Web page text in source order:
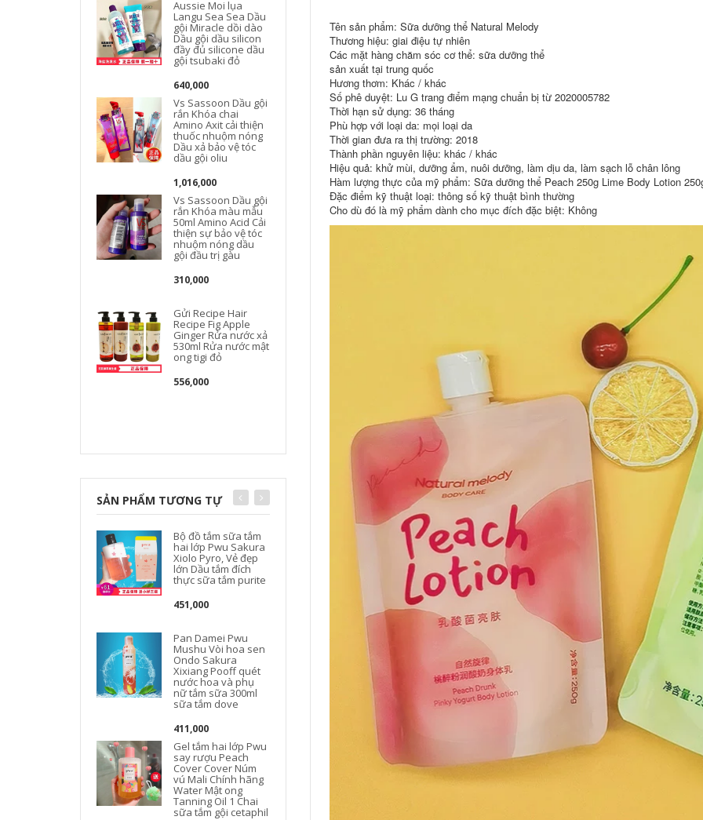
Aussie Moi lụa
Langu Sea Sea Dầu
gội Miracle dồi dào
Dầu gội dầu silicon
đầy đủ silicone dầu
gội tsubaki đỏ
640,000
Vs Sassoon Dầu gội
rắn Khóa chai
Amino Axit cải thiện
thuốc nhuộm nóng
Dầu xả bảo vệ tóc
dầu gội oliu
1,016,000
Vs Sassoon Dầu gội
rắn Khóa màu mẫu
50ml Amino Acid Cải
thiện sự bảo vệ tóc
nhuộm nóng dầu
gội đầu trị gàu
310,000
Gửi Recipe Hair
Recipe Fig Apple
Ginger Rửa nước xả
530ml Rửa nước mật
ong tigi đỏ
556,000
Decamination Bộ
sưu tập chất thải
dầu dầu gội đen tóc
511,000
Dầu gội Implanile,
Cam, Cam, Hoa,
Hoa, Nhật Bản, Vàng
dove dầu gội
435,000
Acid amin đầy đủ đã
loại bỏ loại bỏ dầu
kiểm soát nước để
làm sạch 450ml mịn
đến nước thải dầu
225ml dầu gội mọc
Để cải thiện Tóc
300ml dầu gội dành
cho tóc nhuộm
Thơ lụa Spes Sea
nước dầu xả rejoice
644,000
Kono Ginger Wash
Wash Thiếu Nước
VS Sassoon Chai
nhỏ màu xanh lá
cây 0 Silicone Oil
Catcher Naked Real
Uppest Abbecion
Suite sửa chữa dầu
dầu gội đầu trị gàu
SẢN PHẨM TƯƠNG TỰ
Bộ đồ tắm sữa tắm
hai lớp Pwu Sakura
Xiolo Pyro, Vẻ đẹp
lớn Dầu tắm đích
thực sữa tắm purite
451,000
Pan Damei Pwu
Mushu Vòi hoa sen
Ondo Sakura
Xixiang Pooff quét
nước hoa và phụ
nữ tắm sữa 300ml
sữa tắm dove
411,000
Gel tắm hai lớp Pwu
say rượu Peach
Cover Cover Núm
vú Mali Chính hãng
Water Mật ong
Tanning Oil 1 Chai
sữa tắm gội cetaphil
Rock Zoo Body
Lactus Lactus
Wulong Hương vị
Nicotinamide
Hydrating Rock
Band Thu đông
2020 Mới kem
dưỡng trắng body
507,000
Sữa Body Lớn Trắng
có thể ẩm Kem
550g250g Sữa
dưỡng ẩm kem
760,000
Bùn biển sâu, một
Peas RNW Body
Matte Cream Gel
Gel nhẹ nhàng Làm
sạch da Keratin
Back Acne 210g kem
tẩy tế bào chết body
495,000
LG1 hỗ trợ Rui Yilun
Dán bảo dưỡng
Shuying Nước rửa
hai trong một 190ml-
250ml Lasting chi tiết
Hàn Quốc nước hoa
628,000
Tên sản phẩm: Sữa dưỡng thể Natural Melody
Thương hiệu: giai điệu tự nhiên
Các mặt hàng chăm sóc cơ thể: sữa dưỡng thể
sản xuất tại trung quốc
Hương thơm: Khác / khác
Số phê duyệt: Lu G trang điểm mạng chuẩn bị từ 2020005782
Thời hạn sử dụng: 36 tháng
Phù hợp với loại da: mọi loại da
Thời gian đưa ra thị trường: 2018
Thành phần nguyên liệu: khác / khác
Hiệu quả: khử mùi, dưỡng ẩm, nuôi dưỡng, làm dịu da, làm sạch lỗ chân lông
Hàm lượng thực của mỹ phẩm: Sữa dưỡng thể Peach 250g Lime Body Lotion
Đặc điểm kỹ thuật loại: thông số kỹ thuật bình thường
Cho dù đó là mỹ phẩm dành cho mục đích đặc biệt: Không